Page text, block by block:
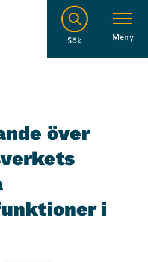
Sök Meny
över
i